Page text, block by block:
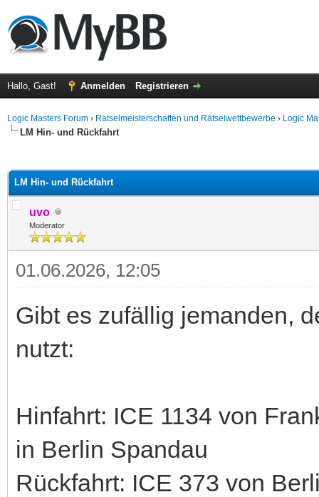
Hallo, Gast! Anmelden Registrieren
Logic Masters Forum › Rätselmeisterschaften und Rätselwettbewerbe › Logic
LM Hin- und Rückfahrt
LM Hin- und Rückfahrt
uvo
Moderator
01.06.2026, 12:05
Gibt es zufällig jemanden,
nutzt:
Hinfahrt: ICE 1134 von
in Berlin Spandau
Rückfahrt: ICE 373 von